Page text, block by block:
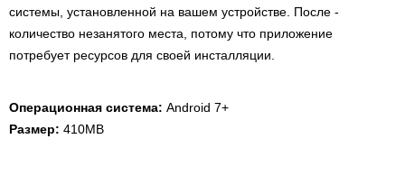
системы, установленной на вашем устройстве. После -
количество незанятого места, потому что приложение
потребует ресурсов для своей инсталляции.
Операционная система: Android 7+
Размер: 410MB